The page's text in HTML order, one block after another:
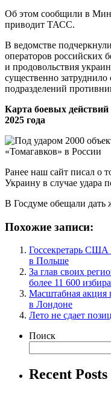
Об этом сообщили в
приводит ТАСС.
В ведомстве
операторов российских
и продовольствия
существенно
подразделений
Карта боевых
2025 года
Ранее наш сайт писал о
Украину в случае удара
В Госдуме обещали дать
Похожие записи:
Госсекретарь США
в Польше
За глав своих
более 11 600
Масштабная акция
в Лондоне
Лето не сдает
Поиск
Recent Posts